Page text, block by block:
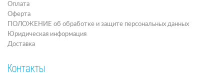
Оплата
Оферта
ПОЛОЖЕНИЕ об обработке и защите персональных данных
Юридическая информация
Доставка
Контакты